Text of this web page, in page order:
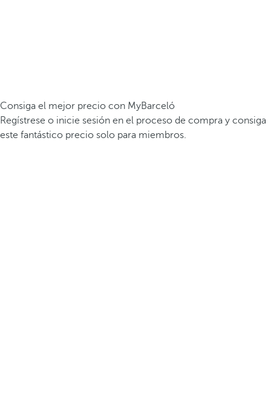
Consiga el mejor precio con MyBarceló
Regístrese o inicie sesión en el proceso de compra y consiga
este fantástico precio solo para miembros.